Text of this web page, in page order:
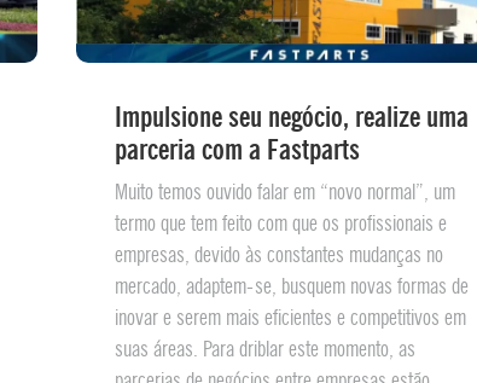
Impulsione seu negócio, realize uma
parceria com a Fastparts
Muito temos ouvido falar em “novo normal”, um
termo que tem feito com que os profissionais e
empresas, devido às constantes mudanças no
mercado, adaptem-se, busquem novas formas de
inovar e serem mais eficientes e competitivos em
suas áreas. Para driblar este momento, as